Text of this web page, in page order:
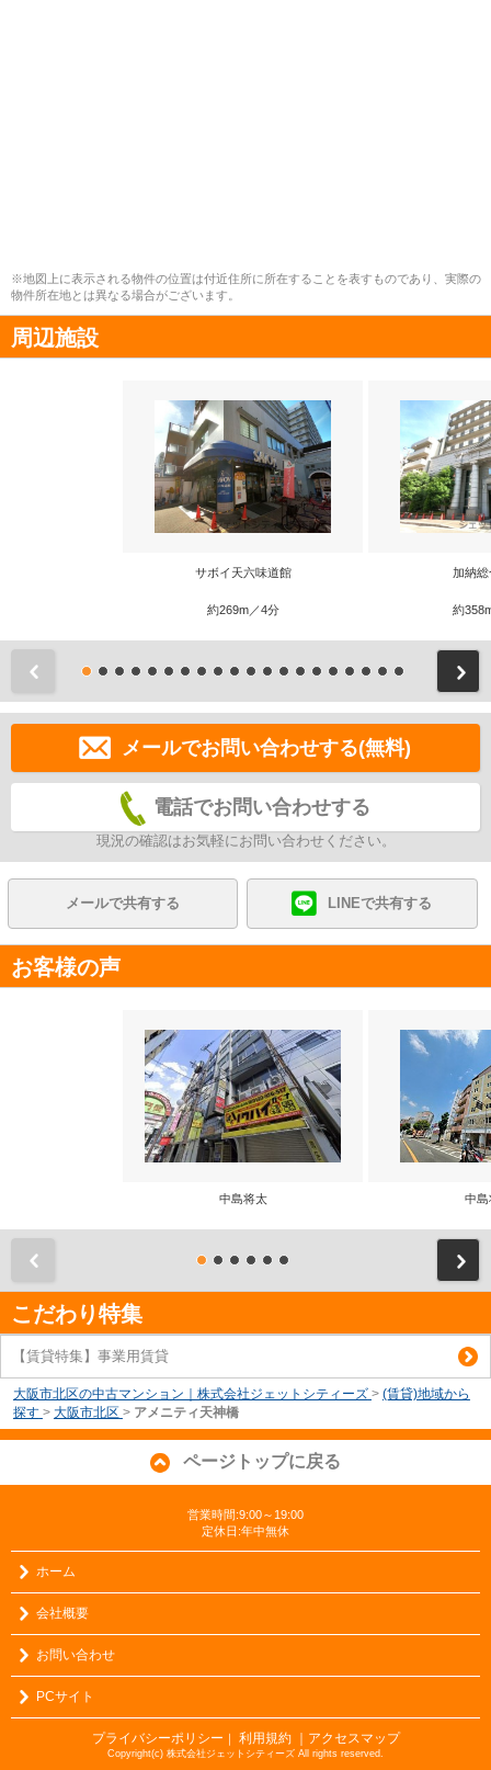
※地図上に表示される物件の位置は付近住所に所在することを表すものであり、実際の
物件所在地とは異なる場合がございます。
周辺施設
サボイ天六味道館
約269m／4分
加納総
約
メールでお問い合わせする(無料)
電話でお問い合わせする
現況の確認はお気軽にお問い合わせください。
メールで共有する LINEで共有する
お客様の声
中島将太 中島
こだわり特集
【賃貸特集】事業用賃貸
大阪市北区の中古マンション｜株式会社ジェットシティーズ > (賃貸)地域から
探す > 大阪市北区 > アメニティ天神橋
ページトップに戻る
営業時間:9:00～19:00
定休日:年中無休
ホーム
会社概要
お問い合わせ
PCサイト
プライバシーポリシー 利用規約 ｜アクセスマップ
Copyright(c) 株式会社ジェットシティーズ All rights reserved.